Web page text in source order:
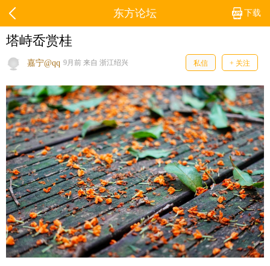
下载
东方论坛
塔峙岙赏桂
嘉宁@qq 9月前 来自 浙江绍兴 私信 + 关注